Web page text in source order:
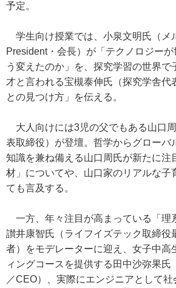
予定。
学生向け授業では、小泉文明氏（メ
President・会長）が「テクノロジー
う変えたのか」を、探究学習の世界で
才と言われる宝槻泰伸氏（探究学舎代
との見つけ方」を伝える。
大人向けには3児の父でもある山口
表取締役）が登壇。哲学からグローバ
知識を兼ね備える山口周氏が新たに注
材」についてや、山口家のリアルな子
ても言及する。
一方、年々注目が高まっている「理
讃井康智氏（ライフイズテック取締役
者）をモデレーターに迎え、女子中高
ィングコースを提供する田中沙弥果氏
／CEO）、実際にエンジニアとして